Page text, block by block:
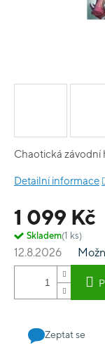
1 099 Kč
Skladem(1 ks)
12.8.2026
Chaotická závodní
Detailní informace
Zeptat se